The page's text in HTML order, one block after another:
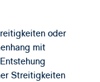
oder
mit
Streitigkeiten